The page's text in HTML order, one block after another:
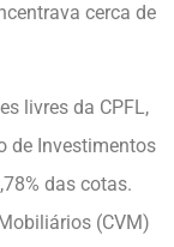
cerca de
livres da CPFL,
de Investimentos
das cotas.
(CVM)